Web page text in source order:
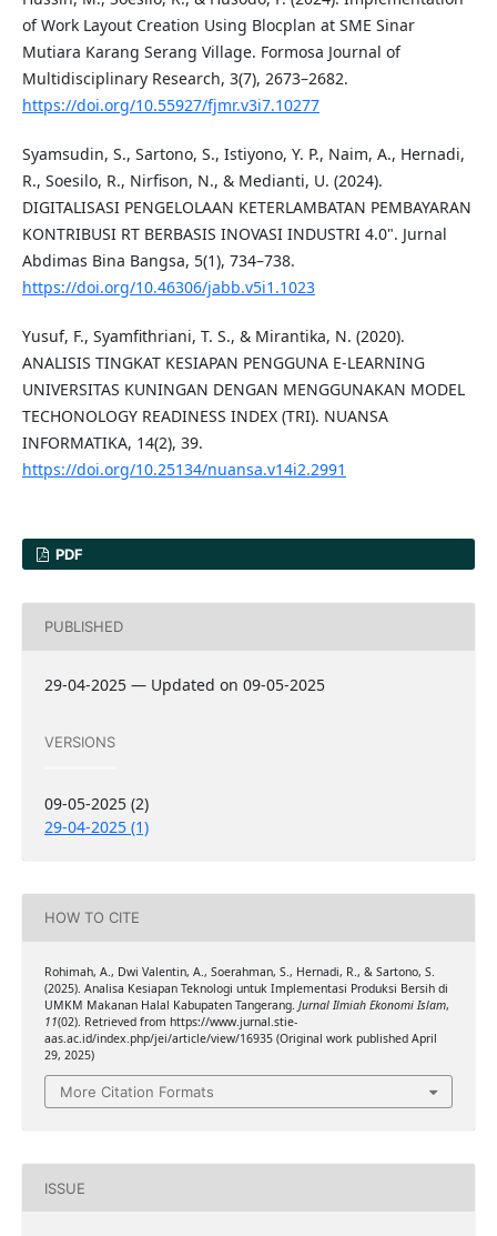
of Work Layout Creation Using Blocplan at SME Sinar
Mutiara Karang Serang Village. Formosa Journal of
Multidisciplinary Research, 3(7), 2673–2682.
https://doi.org/10.55927/fjmr.v3i7.10277
Syamsudin, S., Sartono, S., Istiyono, Y. P., Naim, A., Hernadi,
R., Soesilo, R., Nirfison, N., & Medianti, U. (2024).
DIGITALISASI PENGELOLAAN KETERLAMBATAN PEMBAYARAN
KONTRIBUSI RT BERBASIS INOVASI INDUSTRI 4.0". Jurnal
Abdimas Bina Bangsa, 5(1), 734–738.
https://doi.org/10.46306/jabb.v5i1.1023
Yusuf, F., Syamfithriani, T. S., & Mirantika, N. (2020).
ANALISIS TINGKAT KESIAPAN PENGGUNA E-LEARNING
UNIVERSITAS KUNINGAN DENGAN MENGGUNAKAN MODEL
TECHONOLOGY READINESS INDEX (TRI). NUANSA
INFORMATIKA, 14(2), 39.
https://doi.org/10.25134/nuansa.v14i2.2991
PDF
PUBLISHED
29-04-2025 — Updated on 09-05-2025
VERSIONS
09-05-2025 (2)
29-04-2025 (1)
HOW TO CITE
Rohimah, A., Dwi Valentin, A., Soerahman, S., Hernadi, R., & Sartono, S.
(2025). Analisa Kesiapan Teknologi untuk Implementasi Produksi Bersih di
UMKM Makanan Halal Kabupaten Tangerang. Jurnal Ilmiah Ekonomi Islam,
11(02). Retrieved from https://www.jurnal.stie-
aas.ac.id/index.php/jei/article/view/16935 (Original work published April
29, 2025)
More Citation Formats
ISSUE